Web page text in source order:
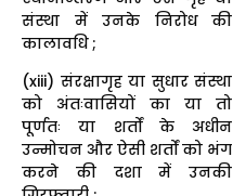
संस्था में उनके निरोध की
कालावधि ;
(xiii) संरक्षागृह या सुधार संस्था
को अंतःवासियों का या तो
पूर्णतः या शर्तों के अधीन
उन्मोचन और ऐसी शर्तों को भंग
करने की दशा में उनकी